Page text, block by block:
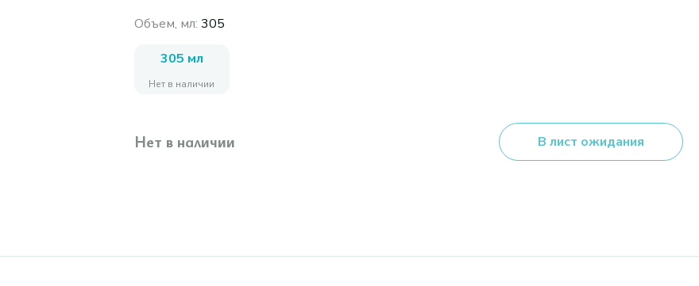
Объем, мл: 305
305 мл
Нет в наличии
Нет в наличии В лист ожидания